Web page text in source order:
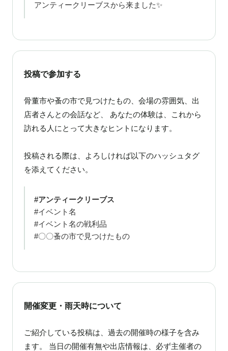
アンティークリーブスから来ました✨
投稿で参加する
骨董市や蚤の市で見つけたもの、会場の雰囲気、出
店者さんとの会話など、 あなたの体験は、これから
訪れる人にとって大きなヒントになります。
投稿される際は、よろしければ以下のハッシュタグ
を添えてください。
#アンティークリーブス
#イベント名
#イベント名の戦利品
#〇〇蚤の市で見つけたもの
開催変更・雨天時について
ご紹介している投稿は、過去の開催時の様子を含み
ます。 当日の開催有無や出店情報は、必ず主催者の